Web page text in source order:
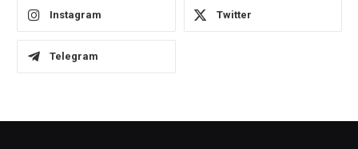
Instagram Twitter
Telegram